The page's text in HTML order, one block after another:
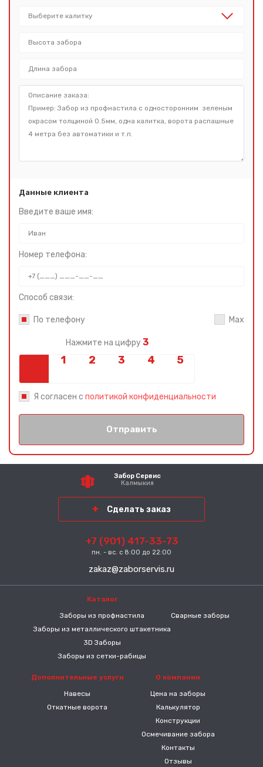
Данные клиента
Введите ваше имя:
Номер телефона:
Способ связи:
По телефону Max
Нажмите на цифру 3
Я согласен с политикой конфиденциальности
Отправить
Забор Сервис
Калмыкия
Сделать заказ
+7 (901) 417-33-73
пн. - вс. с 8:00 до 22:00
zakaz@zaborservis.ru
Каталог
Заборы из профнастила
Заборы из металлического штакетника
3D Заборы
Заборы из сетки-рабицы
Сварные заборы
Дополнительные услуги
Навесы
Откатные ворота
О компании
Цена на заборы
Калькулятор
Конструкции
Осмечивание забора
Контакты
Отзывы